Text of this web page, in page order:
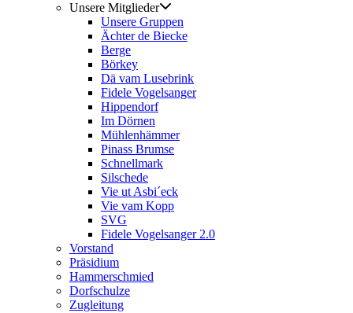
Unsere Mitglieder
Unsere Gruppen
Ächter de Biecke
Berge
Börkey
Dä vam Lusebrink
Fidele Vogelsanger
Hippendorf
Im Dörnen
Mühlenhämmer
Pinass Brumse
Schnellmark
Silschede
Vie ut Asbi´eck
Vie vam Kopp
SVG
Fidele Vogelsanger 2.0
Vorstand
Präsidium
Hammerschmied
Dorfschulze
Zugleitung